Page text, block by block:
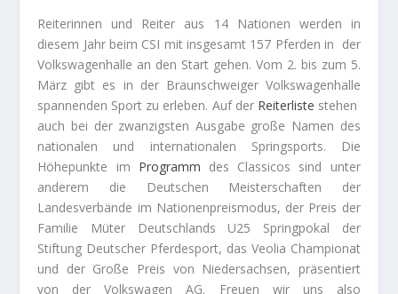
Reiterinnen und Reiter aus 14 Nationen werden in
diesem Jahr beim CSI mit insgesamt 157 Pferden in der
Volkswagenhalle an den Start gehen. Vom 2. bis zum 5.
März gibt es in der Braunschweiger Volkswagenhalle
spannenden Sport zu erleben. Auf der Reiterliste stehen
auch bei der zwanzigsten Ausgabe große Namen des
nationalen und internationalen Springsports. Die
Höhepunkte im Programm des Classicos sind unter
anderem die Deutschen Meisterschaften der
Landesverbände im Nationenpreismodus, der Preis der
Familie Müter Deutschlands U25 Springpokal der
Stiftung Deutscher Pferdesport, das Veolia Championat
und der Große Preis von Niedersachsen, präsentiert
von der Volkswagen AG. Freuen wir uns also